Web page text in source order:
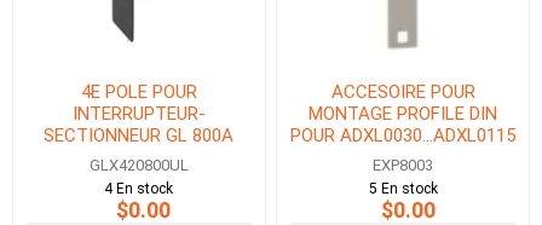
4E POLE POUR
INTERRUPTEUR-
SECTIONNEUR GL 800A
UL98
GLX420800UL
4 En stock
$0.00
ACCESOIRE POUR
MONTAGE PROFILE DIN
POUR ADXL0030...ADXL0115
EXP8003
5 En stock
$0.00